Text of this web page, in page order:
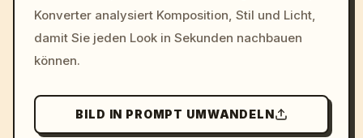
Konverter analysiert Komposition, Stil und Licht,
damit Sie jeden Look in Sekunden nachbauen
können.
BILD IN PROMPT UMWANDELN